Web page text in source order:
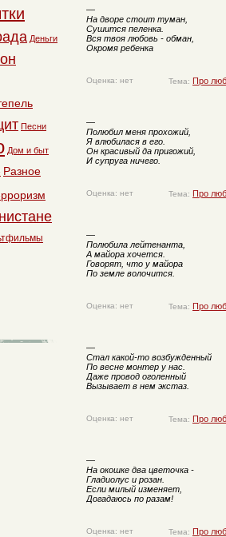
—
На дворе стоит туман,
Сушится пеленка.
Вся твоя любовь - обман,
Окромя ребенка
Оценка: нет Тема: Про
—
Полюбил меня прохожий,
Я влюбилася в его.
Он красивый да пригожий,
И супруга ничего.
Оценка: нет Тема: Про
—
Полюбила лейтенанта,
А майора хочется.
Говорят, что у майора
По земле волочится.
Оценка: нет Тема: Про
—
Стал какой-то возбужденный
По весне монтер у нас.
Даже провод оголенный
Вызывает в нем экстаз.
Оценка: нет Тема: Про
—
На окошке два цветочка -
Гладиолус и розан.
Если милый изменяет,
Догадаюсь по разам!
Оценка: нет Тема: Про
Деньги
Песни
Дом и быт
Разное